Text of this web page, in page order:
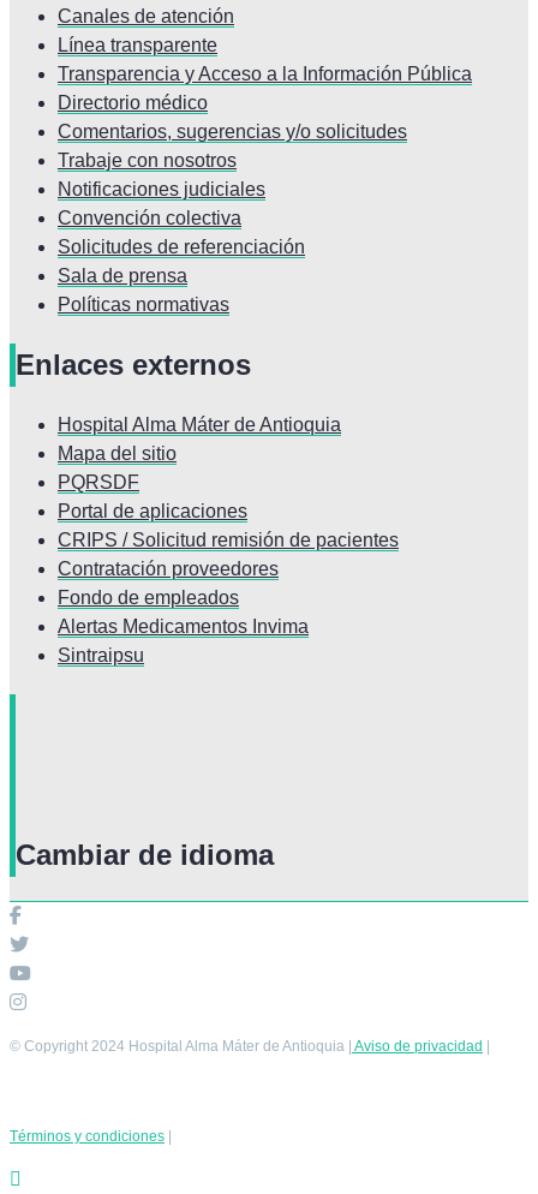
Canales de atención
Línea transparente
Transparencia y Acceso a la Información Pública
Directorio médico
Comentarios, sugerencias y/o solicitudes
Trabaje con nosotros
Notificaciones judiciales
Convención colectiva
Solicitudes de referenciación
Sala de prensa
Políticas normativas
Enlaces externos
Hospital Alma Máter de Antioquia
Mapa del sitio
PQRSDF
Portal de aplicaciones
CRIPS / Solicitud remisión de pacientes
Contratación proveedores
Fondo de empleados
Alertas Medicamentos Invima
Sintraipsu
Cambiar de idioma
© Copyright 2024 Hospital Alma Máter de Antioquia | Aviso de privacidad
Términos y condiciones |